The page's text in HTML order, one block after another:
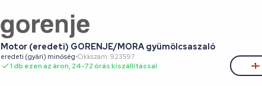
Motor (eredeti) GORENJE/MORA gyümölcsaszaló
eredeti (gyári) minőség•Cikkszám: 923597
1 db ezen az áron, 24-72 órás kiszállítással